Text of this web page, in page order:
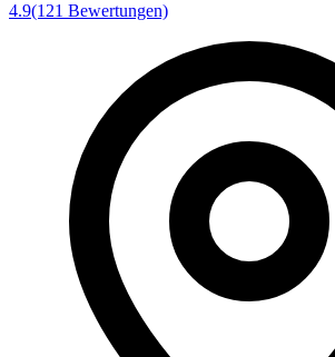
4.9(121 Bewertungen)